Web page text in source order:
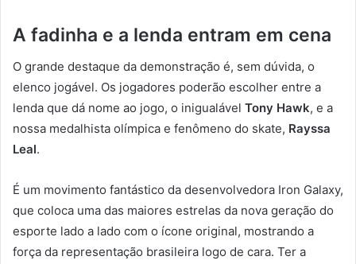
A fadinha e a lenda entram em cena
O grande destaque da demonstração é, sem dúvida, o
elenco jogável. Os jogadores poderão escolher entre a
lenda que dá nome ao jogo, o inigualável Tony Hawk, e a
nossa medalhista olímpica e fenômeno do skate, Rayssa
Leal.
É um movimento fantástico da desenvolvedora Iron Galaxy,
que coloca uma das maiores estrelas da nova geração do
esporte lado a lado com o ícone original, mostrando a
força da representação brasileira logo de cara. Ter a